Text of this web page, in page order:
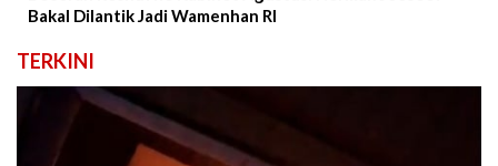
Bakal Dilantik Jadi Wamenhan RI
TERKINI